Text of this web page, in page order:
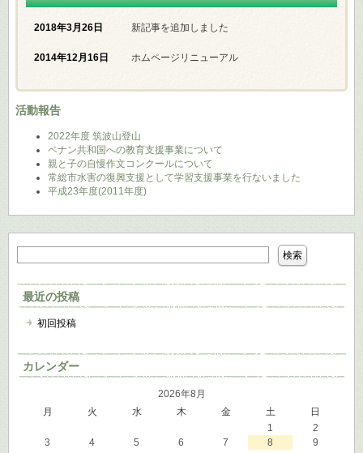
2018年3月26日 新記事を追加しました
2014年12月16日 ホムページリニューアル
活動報告
2022年度 筑波山登山
ベナン共和国への教育支援事業について
親と子の自慢作文コンクールについて
常総市水害の復興支援として学習支援事業を行ないました
平成23年度(2011年度)
最近の投稿
初回投稿
カレンダー
2026年8月
月
火 水 木 金 土
日
1
2
3
4 5 6 7 8
9